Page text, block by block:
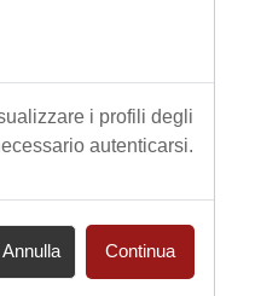
i profili degli
autenticarsi.
Annulla Continua